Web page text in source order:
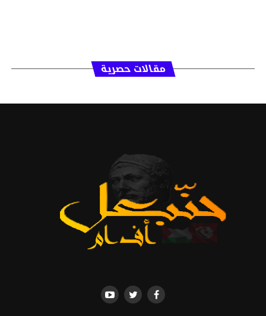
مقالات حصرية